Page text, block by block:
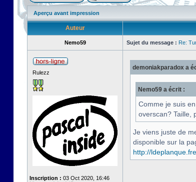
Aperçu avant impression
Auteur
Nemo59 Sujet du message : Re:
Rulezz
Inscription : 03 Oct 2020, 16:46
demoniakparadox a
Nemo59 a écrit :
Comme je suis
overscan? Taille,
Je viens juste de
disponible sur la
http://